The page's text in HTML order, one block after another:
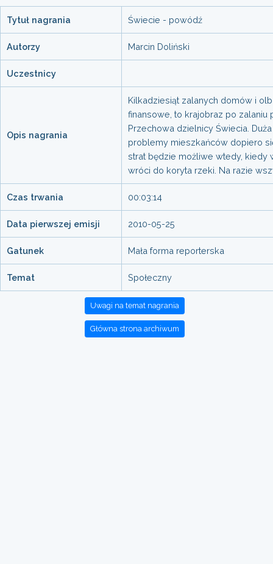
Tytuł nagrania Świecie - powódź
Autorzy Marcin Doliński
Uczestnicy
Opis nagrania
Kilkadziesiąt zalanych domów i
finansowe, to krajobraz po zalaniu
Przechowa dzielnicy Świecia.
problemy mieszkańców dopiero
strat będzie możliwe wtedy, kiedy
wróci do koryta rzeki. Na razie
Czas trwania 00:03:14
Data pierwszej emisji 2010-05-25
Gatunek Mała forma reporterska
Temat Społeczny
Uwagi na temat nagrania
Główna strona archiwum